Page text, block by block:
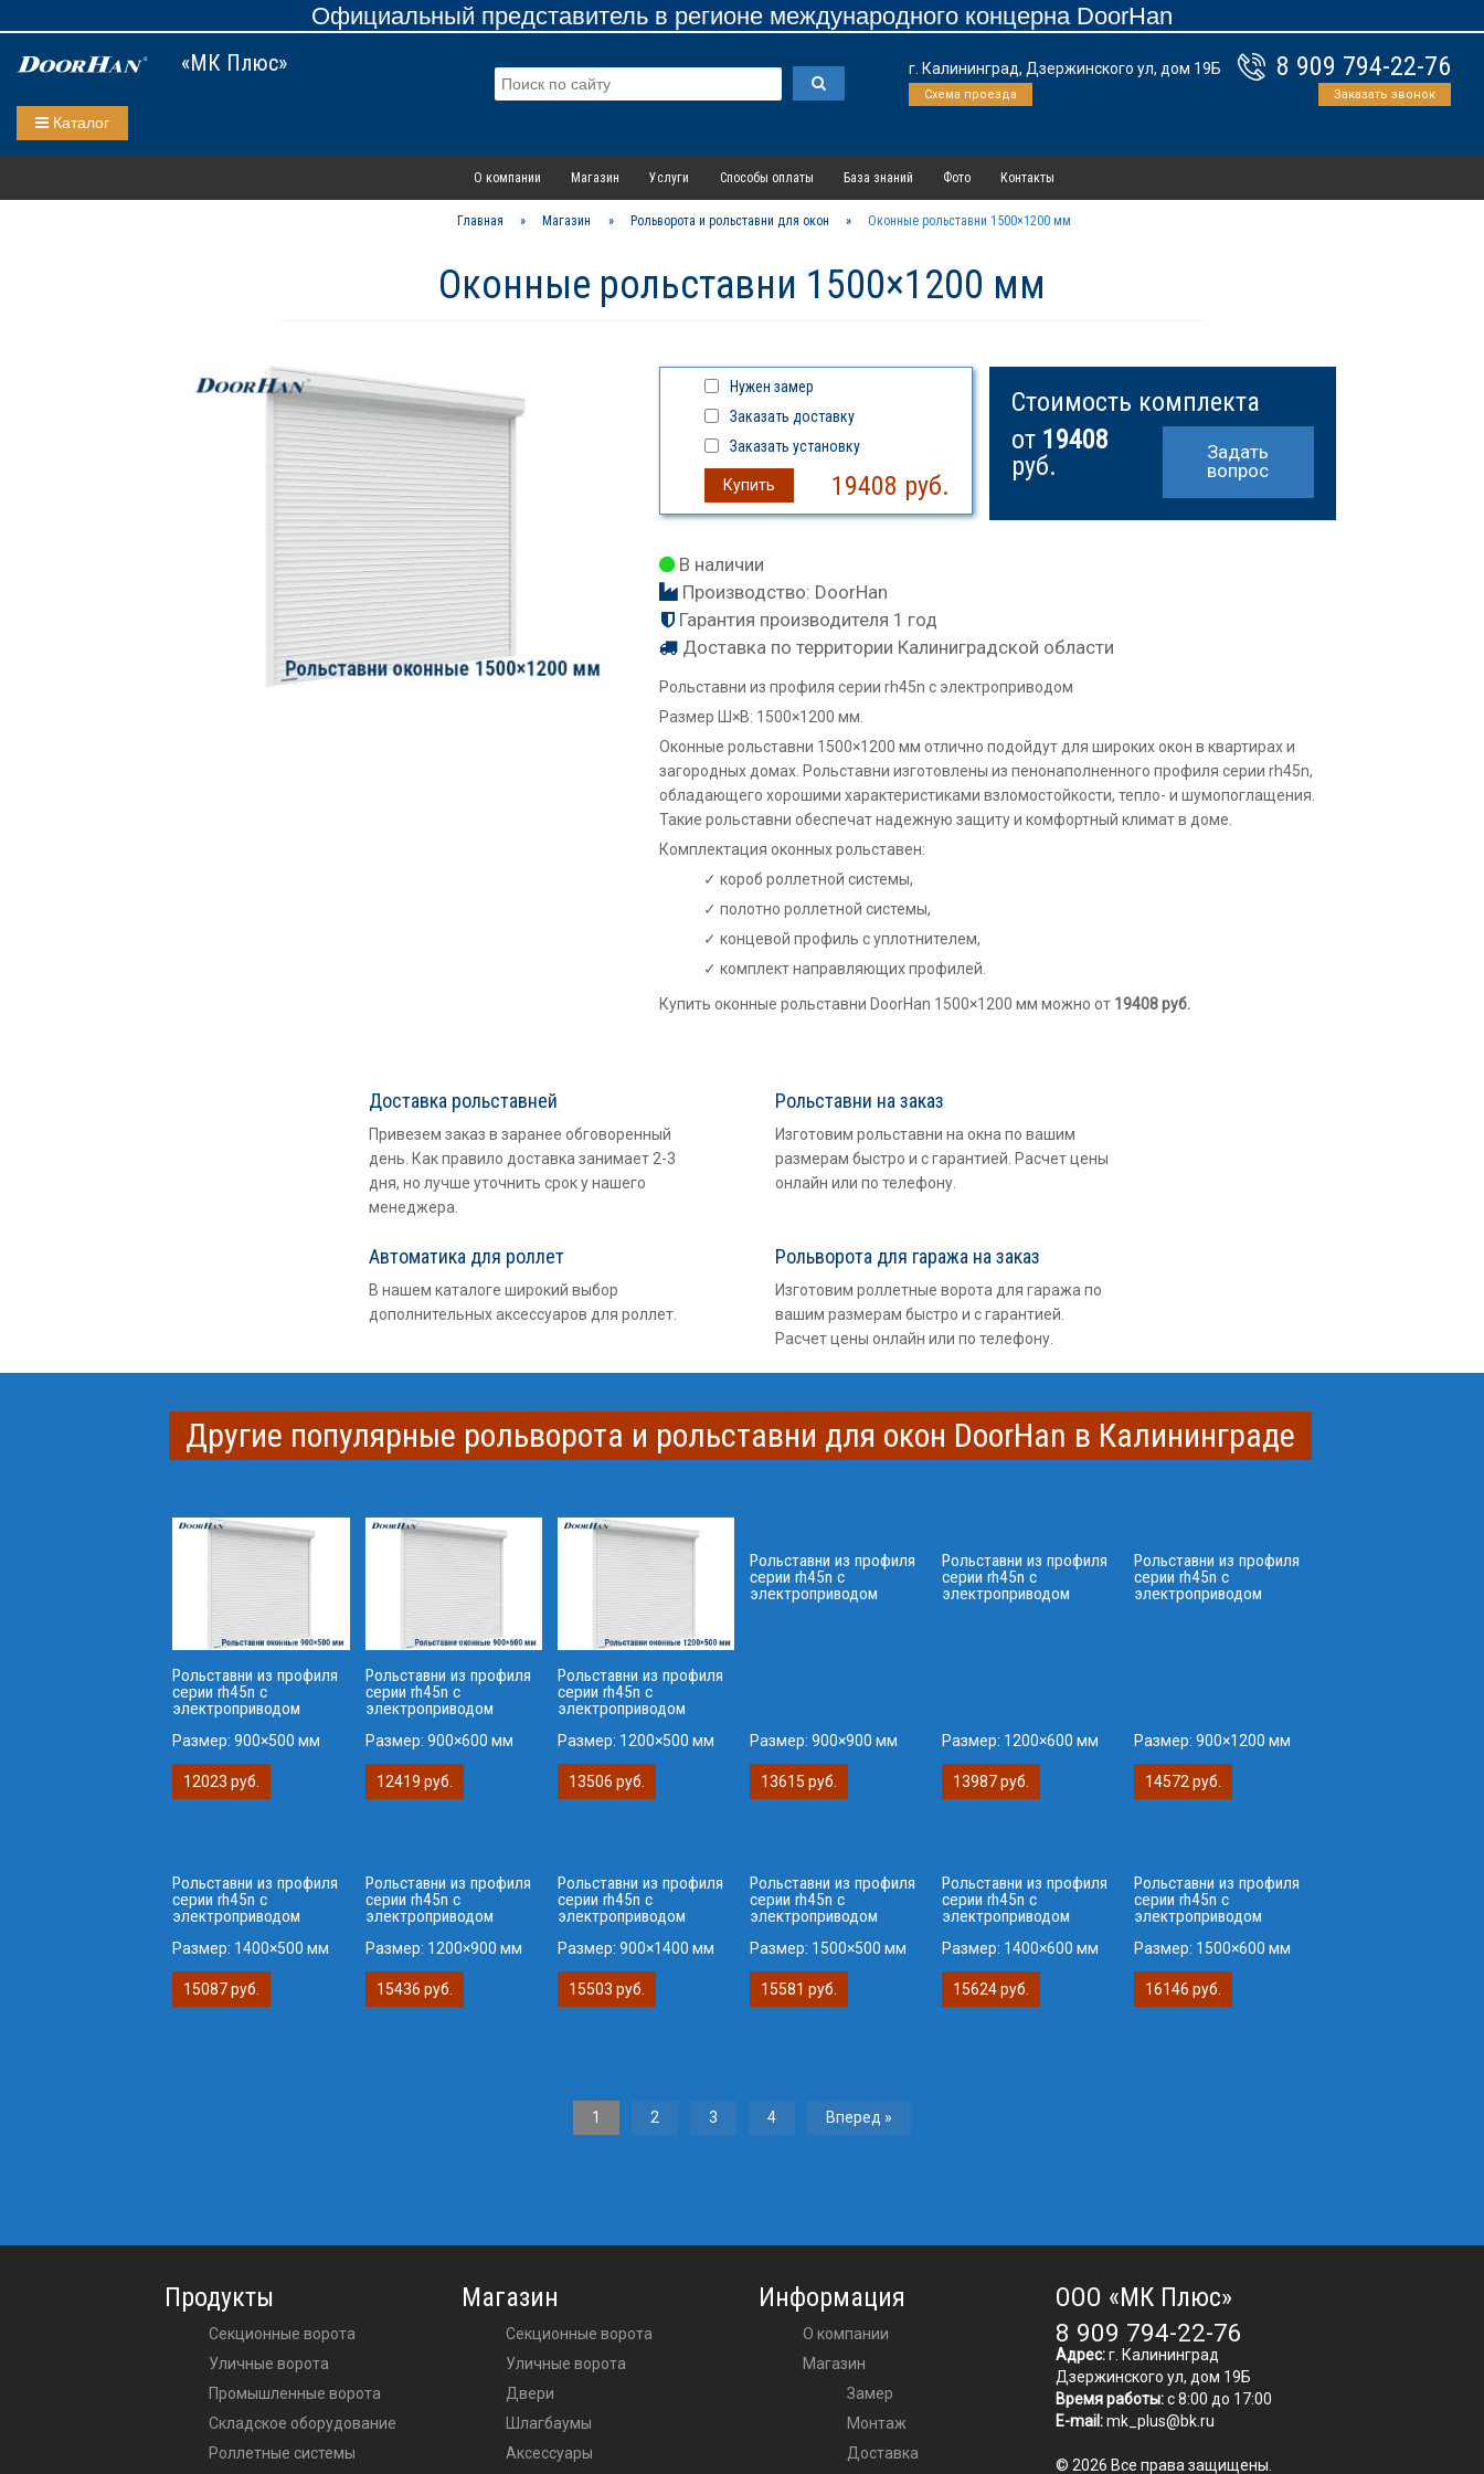
Официальный представитель в регионе международного концерна DoorHan
«МК Плюс» 8 909 794-22-76
Заказать звонок
г. Калининград, Дзержинского ул, дом 19Б
Схема проезда
Каталог
О компании Магазин Услуги Способы оплаты База знаний Фото Контакты
Главная » Магазин » Рольворота и рольставни для окон » Оконные рольставни 1500×1200 мм
Оконные рольставни 1500×1200 мм
Нужен замер
Заказать доставку
Заказать установку
Купить 19408 руб.
Стоимость комплекта
от 19408
руб.
Задать
вопрос
В наличии
Производство: DoorHan
Гарантия производителя 1 год
Доставка по территории Калиниградской области
Рольставни из профиля серии rh45n с электроприводом
Размер Ш×В: 1500×1200 мм.
Оконные рольставни 1500×1200 мм отлично подойдут для широких окон в квартирах и
загородных домах. Рольставни изготовлены из пенонаполненного профиля серии rh45n,
обладающего хорошими характеристиками взломостойкости, тепло- и шумопоглащения.
Такие рольставни обеспечат надежную защиту и комфортный климат в доме.
Комплектация оконных рольставен:
короб роллетной системы,
полотно роллетной системы,
концевой профиль с уплотнителем,
комплект направляющих профилей.
Купить оконные рольставни DoorHan 1500×1200 мм можно от 19408 руб.
Доставка рольставней
Привезем заказ в заранее обговоренный
день. Как правило доставка занимает 2-3
дня, но лучше уточнить срок у нашего
менеджера.
Рольставни на заказ
Изготовим рольставни на окна по вашим
размерам быстро и с гарантией. Расчет цены
онлайн или по телефону.
Автоматика для роллет
В нашем каталоге широкий выбор
дополнительных аксессуаров для роллет.
Рольворота для гаража на заказ
Изготовим роллетные ворота для гаража по
вашим размерам быстро и с гарантией.
Расчет цены онлайн или по телефону.
Другие популярные рольворота и рольставни для окон DoorHan в Калининграде
Рольставни из профиля
серии rh45n с
электроприводом
Размер:900×500 мм
12023 руб.
Рольставни из профиля
серии rh45n с
электроприводом
Размер: 900×600 мм
12419 руб.
Рольставни из профиля
серии rh45n с
электроприводом
Размер: 1200×500 мм
13506 руб.
Рольставни из профиля
серии rh45n с
электроприводом
Размер: 900×900 мм
13615 руб.
Рольставни из профиля
серии rh45n с
электроприводом
Размер: 1200×600 мм
13987 руб.
Рольставни из профиля
серии rh45n с
электроприводом
Размер:900×1200 мм
14572 руб.
Рольставни из профиля
серии rh45n с
электроприводом
Размер: 1400×500 мм
15087 руб.
Рольставни из профиля
серии rh45n с
электроприводом
Размер: 1200×900 мм
15436 руб.
Рольставни из профиля
серии rh45n с
электроприводом
Размер: 900×1400 мм
15503 руб.
Рольставни из профиля
серии rh45n с
электроприводом
Размер: 1500×500 мм
15581 руб.
Рольставни из профиля
серии rh45n с
электроприводом
Размер: 1400×600 мм
15624 руб.
Рольставни из профиля
серии rh45n с
электроприводом
Размер: 1500×600 мм
16146 руб.
1 2 3 4 Вперед »
Продукты
Секционные ворота
Уличные ворота
Промышленные ворота
Складское оборудование
Роллетные системы
Магазин
Секционные ворота
Уличные ворота
двери
шлагбаумы
аксессуары
Информация
О компании
Магазин
Замер
Монтаж
Доставка
ООО «МК Плюс»
8 909 794-22-76
Адрес:г. Калининград
Дзержинского ул, дом 19Б
Время работы:с 8:00 до 17:00
E-mail: mk_plus@bk.ru
© 2026 Все права защищены.